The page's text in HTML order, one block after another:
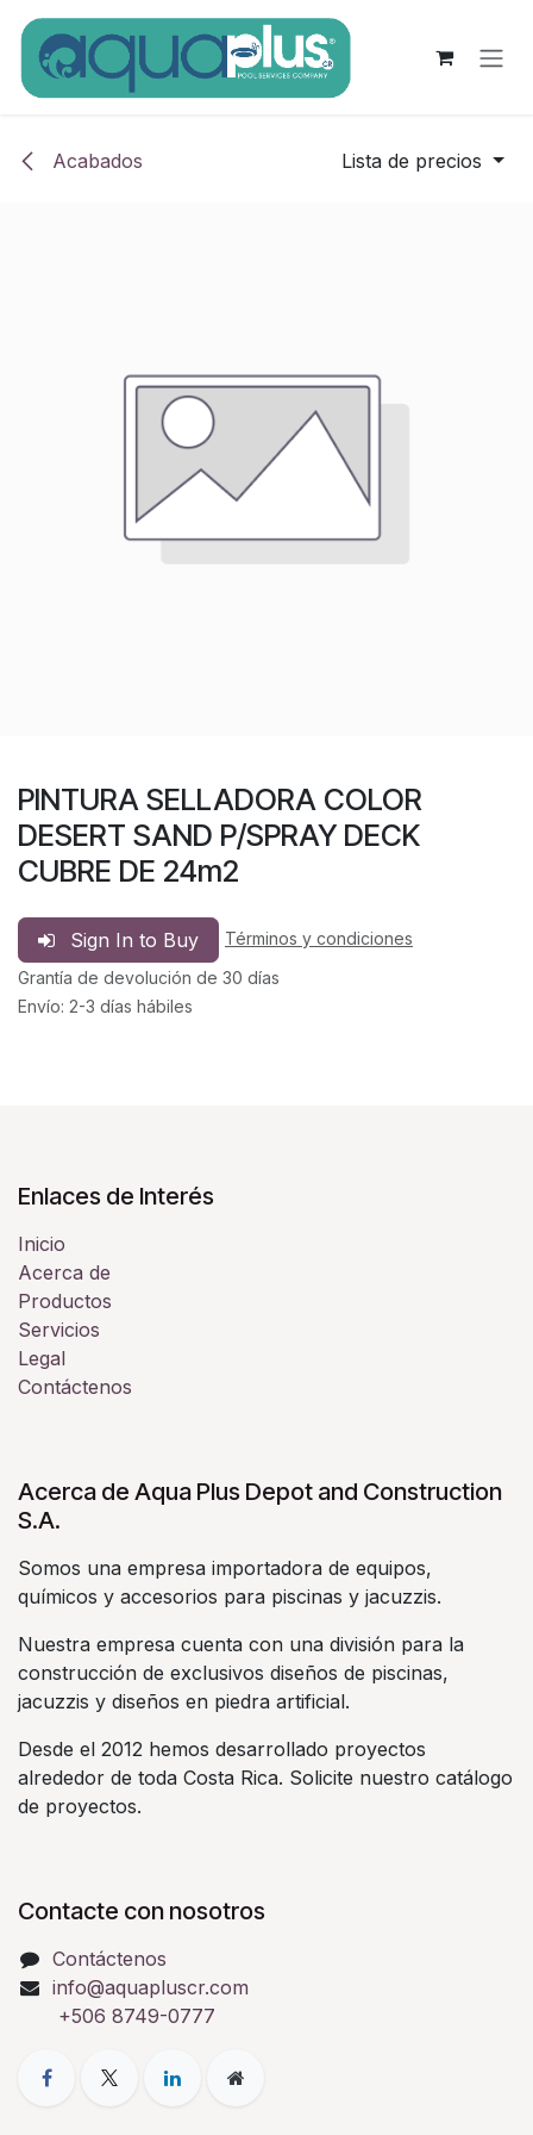
Ir al contenido
Acabados Lista de precios
PINTURA SELLADORA COLOR
DESERT SAND P/SPRAY DECK
CUBRE DE 24m2
Sign In to Buy
Términos y condiciones
Grantía de devolución de 30 días
Envío: 2-3 días hábiles
Enlaces de Interés
Inicio
Acerca de
Productos
Servicios
Legal
Contáctenos
Acerca de Aqua Plus Depot and Construction
S.A.
Somos una empresa importadora de equipos,
químicos y accesorios para piscinas y jacuzzis.
Nuestra empresa cuenta con una división para la
construcción de exclusivos diseños de piscinas,
jacuzzis y diseños en piedra artificial.
Desde el 2012 hemos desarrollado proyectos
alrededor de toda Costa Rica. Solicite nuestro catálogo
de proyectos.
Contacte con nosotros
Contáctenos
info@aquapluscr.com
+506 8749-0777